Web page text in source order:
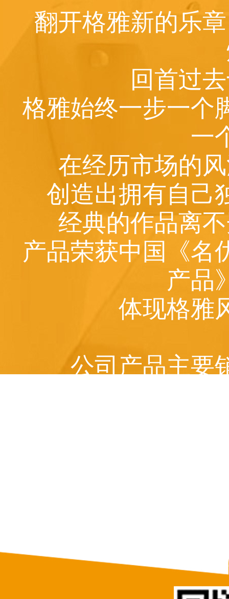
翻开格雅新的乐
回首过
格雅始终一步一个
一
在经历市场的
创造出拥有自己
经典的作品离
产品荣获中国《名
产品
体现格雅
公司产品主要